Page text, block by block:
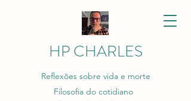
HP CHARLES
Reflexões sobre vida e morte
Filosofia do cotidiano